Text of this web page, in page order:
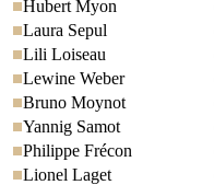
Hubert Myon
Laura Sepul
Lili Loiseau
Lewine Weber
Bruno Moynot
Yannig Samot
Philippe Frécon
Lionel Laget